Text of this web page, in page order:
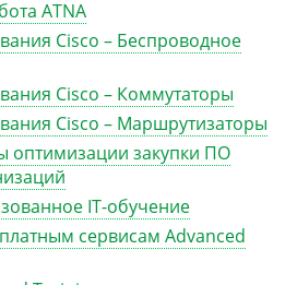
ATNA
Cisco – Беспроводное
Cisco – Коммутаторы
Cisco – Маршрутизаторы
оптимизации закупки ПО
IT-обучение
сервисам Advanced